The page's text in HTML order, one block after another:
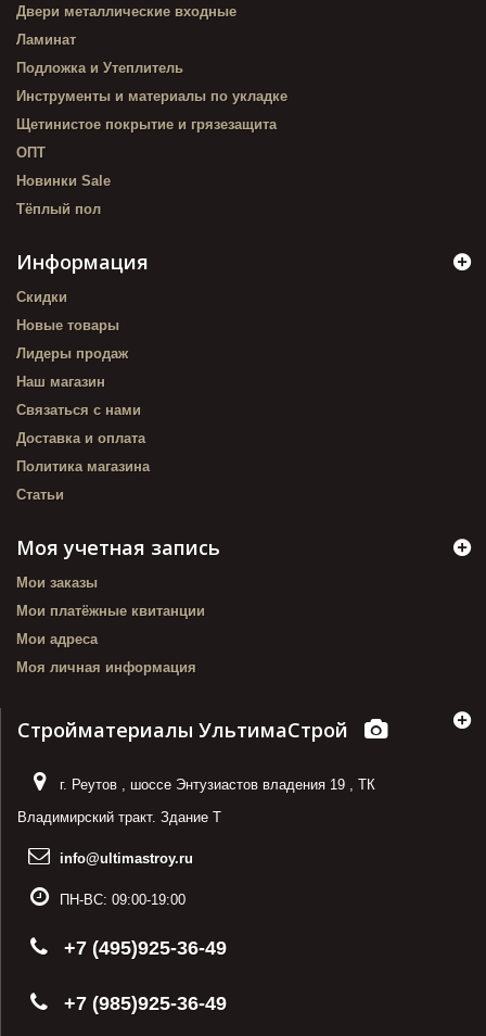
Двери металлические входные
Ламинат
Подложка и Утеплитель
Инструменты и материалы по укладке
Щетинистое покрытие и грязезащита
ОПТ
Новинки Sale
Тёплый пол
Информация
Скидки
Новые товары
Лидеры продаж
Наш магазин
Связаться с нами
Доставка и оплата
Политика магазина
Статьи
Моя учетная запись
Мои заказы
Мои платёжные квитанции
Мои адреса
Моя личная информация
Стройматериалы УльтимаСтрой
г. Реутов , шоссе Энтузиастов владения 19 , ТК
Владимирский тракт. Здание Т
info@ultimastroy.ru
ПН-ВС: 09:00-19:00
+7 (495)925-36-49
+7 (985)925-36-49